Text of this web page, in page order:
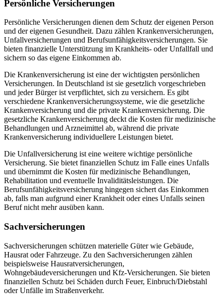
Persönliche Versicherungen
Persönliche Versicherungen dienen dem Schutz der eigenen Person
und der eigenen Gesundheit. Dazu zählen Krankenversicherungen,
Unfallversicherungen und Berufsunfähigkeitsversicherungen. Sie
bieten finanzielle Unterstützung im Krankheits- oder Unfallfall und
sichern so das eigene Einkommen ab.
Die Krankenversicherung ist eine der wichtigsten persönlichen
Versicherungen. In Deutschland ist sie gesetzlich vorgeschrieben
und jeder Bürger ist verpflichtet, sich zu versichern. Es gibt
verschiedene Krankenversicherungssysteme, wie die gesetzliche
Krankenversicherung und die private Krankenversicherung. Die
gesetzliche Krankenversicherung deckt die Kosten für medizinische
Behandlungen und Arzneimittel ab, während die private
Krankenversicherung individuellere Leistungen bietet.
Die Unfallversicherung ist eine weitere wichtige persönliche
Versicherung. Sie bietet finanziellen Schutz im Falle eines Unfalls
und übernimmt die Kosten für medizinische Behandlungen,
Rehabilitation und eventuelle Invaliditätsleistungen. Die
Berufsunfähigkeitsversicherung hingegen sichert das Einkommen
ab, falls man aufgrund einer Krankheit oder eines Unfalls seinen
Beruf nicht mehr ausüben kann.
Sachversicherungen
Sachversicherungen schützen materielle Güter wie Gebäude,
Hausrat oder Fahrzeuge. Zu den Sachversicherungen zählen
beispielsweise Hausratversicherungen,
Wohngebäudeversicherungen und Kfz-Versicherungen. Sie bieten
finanziellen Schutz bei Schäden durch Feuer, Einbruch/Diebstahl
oder Unfälle im Straßenverkehr.